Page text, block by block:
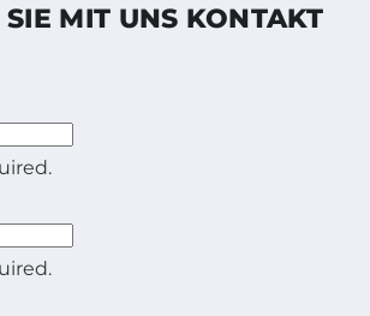
MIT UNS KONTAKT